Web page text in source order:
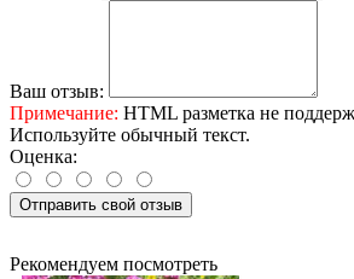
Ваш отзыв:
Примечание: HTML разметка не
Используйте обычный текст.
Оценка:
Отправить свой отзыв
Рекомендуем посмотреть